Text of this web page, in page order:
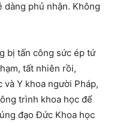
dàng phủ nhận. Không
bị tấn công sức ép tứ
tất nhiên rồi,
Y khoa người Pháp,
trình khoa học để
đạo Đức Khoa học